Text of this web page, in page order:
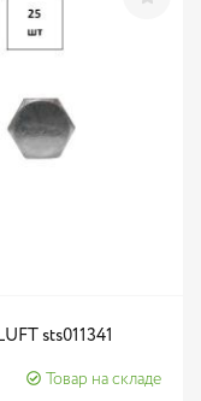
sts011341
Товар на складе